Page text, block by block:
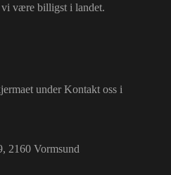
være billigst i landet.
under Kontakt oss i
2160 Vormsund